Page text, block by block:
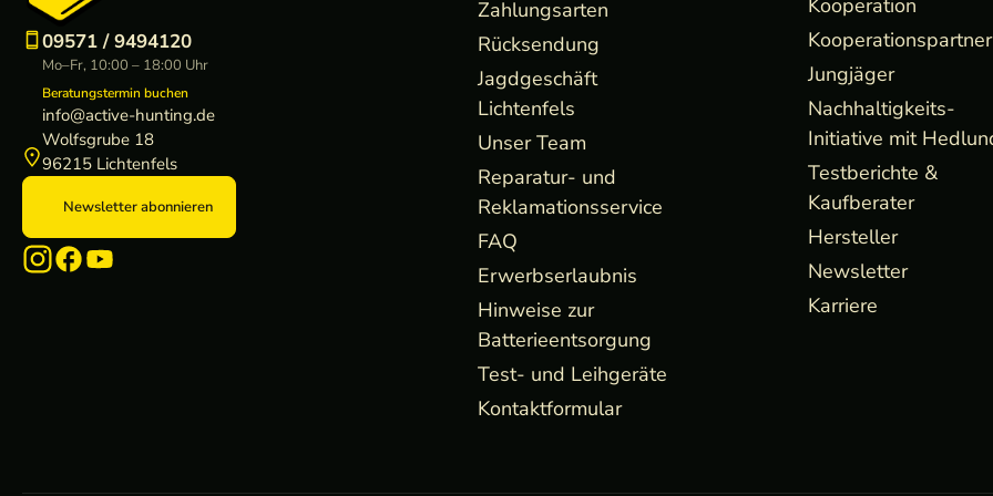
09571 / 9494120
Mo–Fr, 10:00 – 18:00 Uhr
Beratungstermin buchen
info@active-hunting.de
Wolfsgrube 18
96215 Lichtenfels
Newsletter abonnieren
Zahlungsarten
Rücksendung
Jagdgeschäft
Lichtenfels
Unser Team
Reparatur- und
Reklamationsservice
FAQ
Erwerbserlaubnis
Hinweise zur
Batterieentsorgung
Test- und Leihgeräte
Kontaktformular
Kooperation
Kooperationspartner
Jungjäger
Nachhaltigkeits-
Initiative mit
Testberichte &
Kaufberater
Hersteller
Newsletter
Karriere